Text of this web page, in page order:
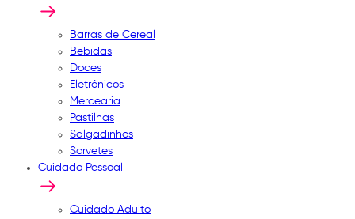
Barras de Cereal
Bebidas
Doces
Eletrônicos
Mercearia
Pastilhas
Salgadinhos
Sorvetes
Cuidado Pessoal
Cuidado Adulto